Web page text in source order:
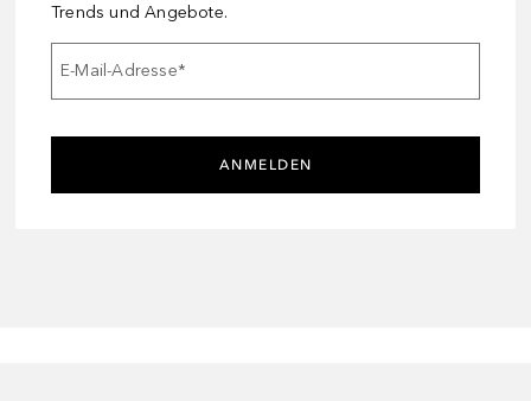
Trends und Angebote.
E-Mail-Adresse*
ANMELDEN